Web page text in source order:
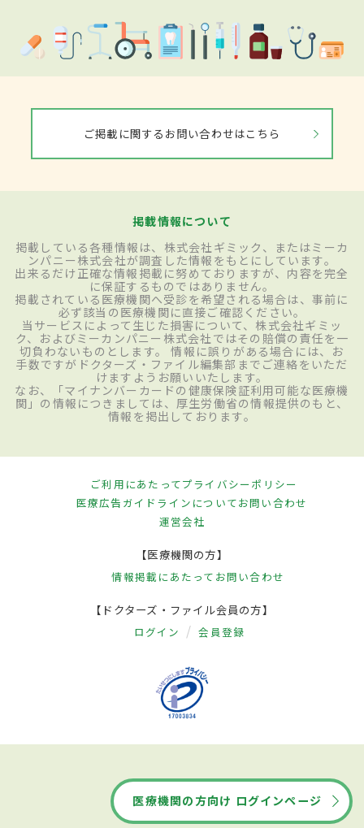
ご掲載に関するお問い合わせはこちら
掲載情報について
掲載している各種情報は、株式会社ギミック、またはミーカ
ンパニー株式会社が調査した情報をもとにしています。
出来るだけ正確な情報掲載に努めておりますが、内容を完全
に保証するものではありません。
掲載されている医療機関へ受診を希望される場合は、事前に
必ず該当の医療機関に直接ご確認ください。
当サービスによって生じた損害について、株式会社ギミッ
ク、およびミーカンパニー株式会社ではその賠償の責任を一
切負わないものとします。 情報に誤りがある場合には、お
手数ですがドクターズ・ファイル編集部までご連絡をいただ
けますようお願いいたします。
なお、「マイナンバーカードの健康保険証利用可能な医療機
関」の情報につきましては、厚生労働省の情報提供のもと、
情報を掲出しております。
ご利用にあたってプライバシーポリシー
医療広告ガイドラインについてお問い合わせ
運営会社
【医療機関の方】
情報掲載にあたって お問い合わせ
【ドクターズ・ファイル会員の方】
ログイン 会員登録
医療機関の方向け ログインページ